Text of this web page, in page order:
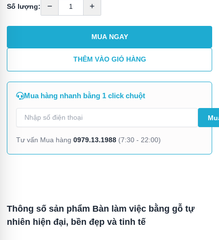
Số lượng:
MUA NGAY
THÊM VÀO GIỎ HÀNG
Mua hàng nhanh bằng 1 click chuột
Tư vấn Mua hàng 0979.13.1988(7:30 - 22:00)
Thông số sản phẩm Bàn làm việc bằng gỗ tự
nhiên hiện đại, bền đẹp và tinh tế